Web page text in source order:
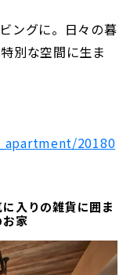
ングに。日々の暮
別な空間に生ま
20180
入りの雑貨に囲ま
家